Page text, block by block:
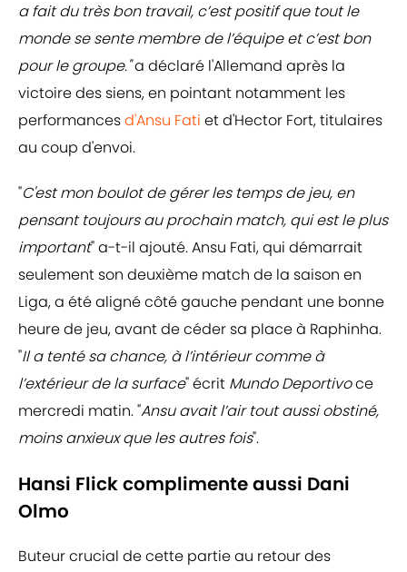
a fait du très bon travail, c’est positif que tout le
monde se sente membre de l’équipe et c’est bon
pour le groupe."a déclaré l'Allemand après la
victoire des siens, en pointant notamment les
performancesd'Ansu Fati et d'Hector Fort, titulaires
au coup d'envoi.
"C'est mon boulot de gérer les temps de jeu, en
pensant toujours au prochain match, qui est le plus
important" a-t-il ajouté. Ansu Fati, qui démarrait
seulement son deuxième match de la saison en
Liga, a été aligné côté gauche pendant une bonne
heure de jeu, avant de céder sa place à Raphinha.
"Il a tenté sa chance, à l’intérieur comme à
l’extérieur de la surface" écrit Mundo Deportivoce
mercredi matin. "Ansu avait l’air tout aussi obstiné,
moins anxieux que les autres fois".
Hansi Flick complimente aussi Dani
Olmo
Buteur crucial de cette partie au retour des